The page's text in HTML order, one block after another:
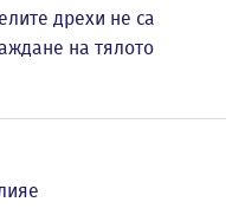
дрехи не са
на тялото